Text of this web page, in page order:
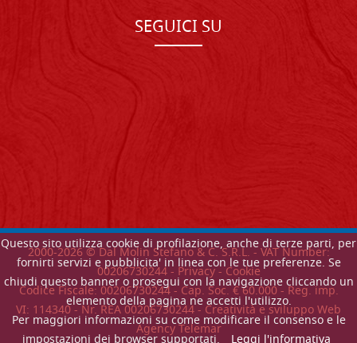
Questo sito utilizza cookie di profilazione, anche di terze parti, per
fornirti servizi e pubblicita' in linea con le tue preferenze. Se
chiudi questo banner o prosegui con la navigazione cliccando un
elemento della pagina ne accetti l'utilizzo.
Per maggiori informazioni su come modificare il consenso e le
SEGUICI SU
2000-2026© Dal Molin Stefano & C. S.R.L. - VAT Number:
00206730244 - Privacy-Cookie
Codice Fiscale: 00206730244 - Cap. Soc. € 60.000 - Reg. imp.
VI: 114340 - Nr. REA 00206730244 - Creatività e sviluppo Web
Agency Telemar